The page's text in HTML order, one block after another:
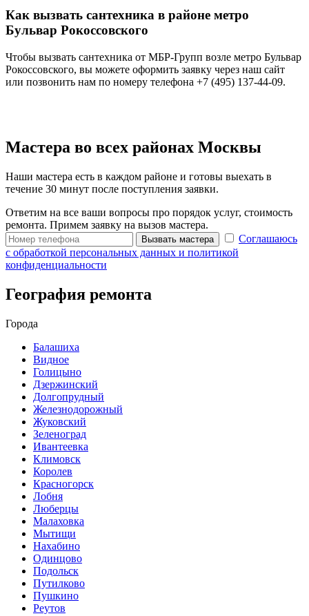
Как вызвать сантехника в районе метро
Бульвар Рокоссовского
Чтобы вызвать сантехника от МБР-Групп возле метро Бульвар
Рокоссовского, вы можете оформить заявку через наш сайт
или позвонить нам по номеру телефона +7 (495) 137-44-09.
Мастера во всех районах Москвы
Наши мастера есть в каждом районе и готовы выехать в
течение 30 минут после поступления заявки.
Ответим на все ваши вопросы про порядок услуг, стоимость
ремонта. Примем заявку на вызов мастера.
Вызвать мастера
Соглашаюсь
с обработкой персональных данных и политикой
конфиденциальности
География ремонта
Города
Балашиха
Видное
Голицыно
Дзержинский
Долгопрудный
Железнодорожный
Жуковский
Зеленоград
Ивантеевка
Климовск
Королев
Красногорск
Лобня
Люберцы
Малаховка
Мытищи
Нахабино
Одинцово
Подольск
Путилково
Пушкино
Реутов